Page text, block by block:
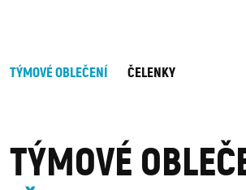
TÝMOVÉ OBLEČENÍ ČELENKY
TÝMOVÉ